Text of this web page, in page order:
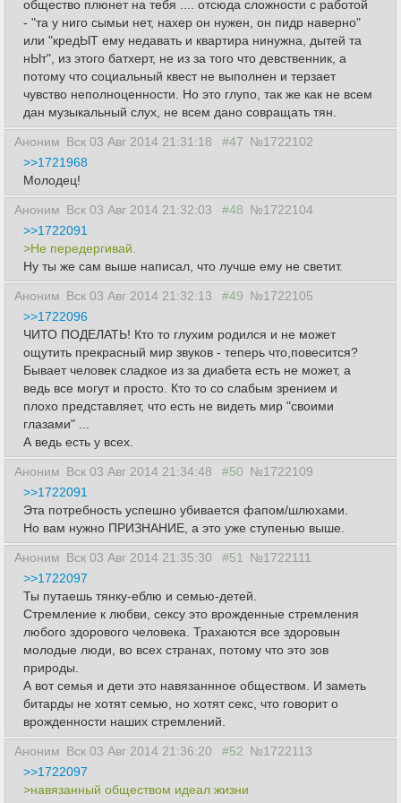
общество плюнет на тебя .... отсюда сложности с работой
- "та у ниго сымьи нет, нахер он нужен, он пидр наверно"
или "кредЫТ ему недавать и квартира нинужна, дытей та
нЫт", из этого батхерт, не из за того что девственник, а
потому что социальный квест не выполнен и терзает
чувство неполноценности. Но это глупо, так же как не всем
дан музыкальный слух, не всем дано совращать тян.
Аноним Вск 03 Авг 2014 21:31:18 #47 №1722102
>>1721968
Молодец!
Аноним Вск 03 Авг 2014 21:32:03 #48 №1722104
>>1722091
>Не передергивай.
Ну ты же сам выше написал, что лучше ему не светит.
Аноним Вск 03 Авг 2014 21:32:13 #49 №1722105
>>1722096
ЧИТО ПОДЕЛАТЬ! Кто то глухим родился и не может
ощутить прекрасный мир звуков - теперь что,повесится?
Бывает человек сладкое из за диабета есть не может, а
ведь все могут и просто. Кто то со слабым зрением и
плохо представляет, что есть не видеть мир "своими
глазами" ...
А ведь есть у всех.
Аноним Вск 03 Авг 2014 21:34:48 #50 №1722109
>>1722091
Эта потребность успешно убивается фапом/шлюхами.
Но вам нужно ПРИЗНАНИЕ, а это уже ступенью выше.
Аноним Вск 03 Авг 2014 21:35:30 #51
№1722111
>>1722097
Ты путаешь тянку-еблю и семью-детей.
Стремление к любви, сексу это врожденные стремления
любого здорового человека. Трахаются все здоровын
молодые люди, во всех странах, потому что это зов
природы.
А вот семья и дети это навязаннное обществом. И заметь
битарды не хотят семью, но хотят секс, что говорит о
врожденности наших стремлений.
Аноним Вск 03 Авг 2014 21:36:20 #52 №1722113
>>1722097
>навязанный обществом идеал жизни